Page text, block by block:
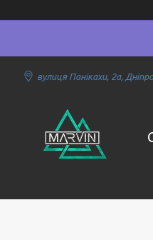
вулиця Панікахи, 2а,